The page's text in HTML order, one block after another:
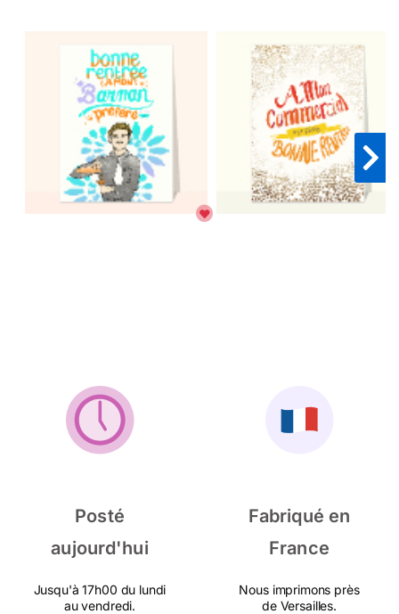
Posté
aujourd'hui
Jusqu'à 17h00 du lundi
au vendredi.
Fabriqué en
France
Nous imprimons près
de Versailles.